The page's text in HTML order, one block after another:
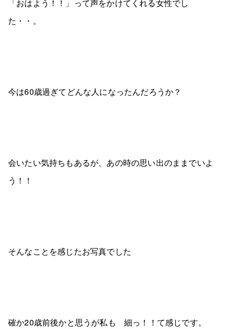
「おはよう！！」って声をかけてくれる女性でし
た・・。
今は60歳過ぎてどんな人になったんだろうか？
会いたい気持ちもあるが、あの時の思い出のままでいよ
う！！
そんなことを感じたお写真でした
確か20歳前後かと思うが私も 細っ！！て感じです。